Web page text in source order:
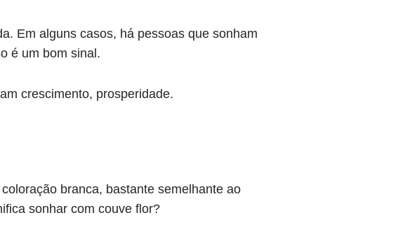
Em alguns casos, há pessoas que sonham
é um bom sinal.
crescimento, prosperidade.
branca, bastante semelhante ao
sonhar com couve flor?